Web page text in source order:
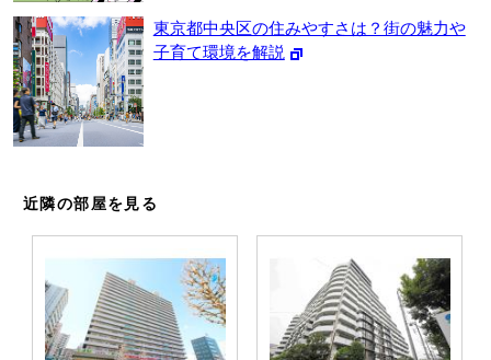
東京都中央区の住みやすさは？街の魅力や
子育て環境を解説
近隣の部屋を見る